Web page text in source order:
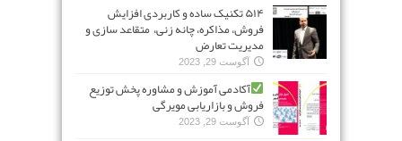
۵۱۴ تکنیک ساده و کاربردی افزایش
فروش، مذاکره، چانه زنی، متقاعد سازی و
مدیریت تعارض
آگوست 29, 2023
آکادمی آموزش و مشاوره پخش توزیع
فروش و بازاریابی مویرگی
آگوست 29, 2023